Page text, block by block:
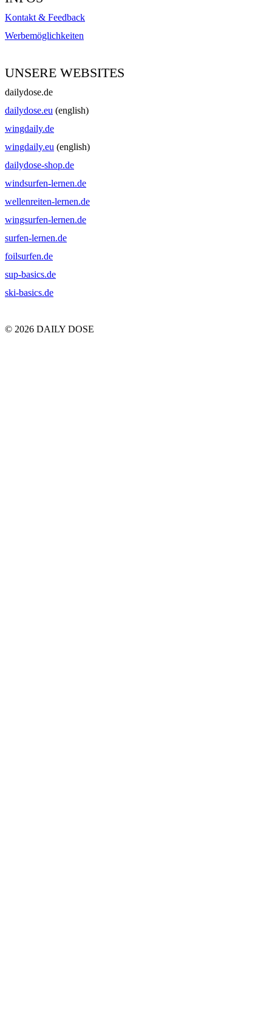
Kontakt & Feedback
Werbemöglichkeiten
UNSERE WEBSITES
dailydose.de
dailydose.eu (english)
wingdaily.de
wingdaily.eu (english)
dailydose-shop.de
windsurfen-lernen.de
wellenreiten-lernen.de
wingsurfen-lernen.de
surfen-lernen.de
foilsurfen.de
sup-basics.de
ski-basics.de
© 2026 DAILY DOSE